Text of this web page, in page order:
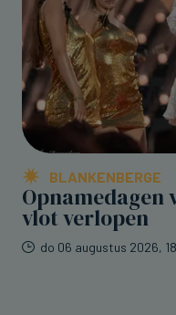
BLANKENBERGE
Opnamedagen
vlot verlopen
do 06 augustus 2026,